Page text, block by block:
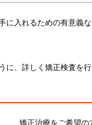
に入れるための有意義
に、詳しく矯正検査を
矯正治療をご希望